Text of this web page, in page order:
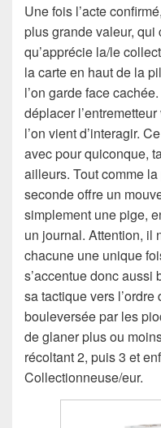
Une fois l’acte
plus grande valeur,
qu’apprécie la/le
la carte en haut de la
l’on garde face
déplacer
l’on vient d’interagir.
avec pour quiconque,
ailleurs. Tout comme
seconde offre un
simplement une pige,
un journal. Attention, il
chacune une unique
s’accentue donc
sa tactique vers
bouleversée par les
de glaner plus ou
récoltant 2, puis 3 et
Collectionneuse/eur.